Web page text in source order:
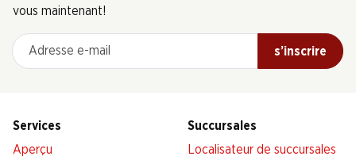
vous maintenant!
Adresse e-mail
s’inscrire
Services
Aperçu
Succursales
Localisateur de succursales